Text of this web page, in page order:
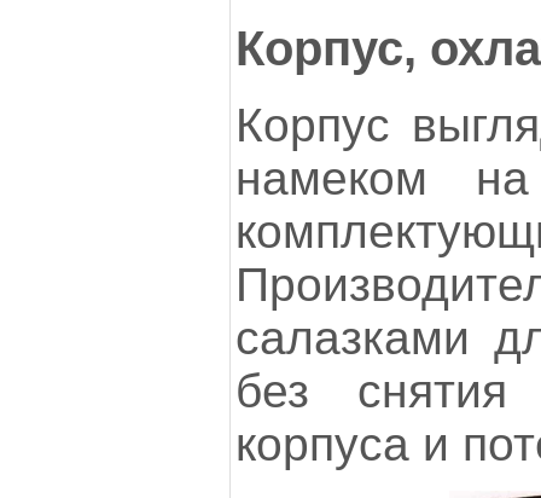
Корпус,
Корпус
намеком
салазками
без
корпуса и